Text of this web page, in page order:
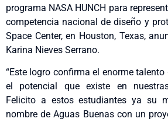
programa NASA HUNCH para
competencia nacional de diseño y
Space Center, en Houston, Texas,
Karina Nieves Serrano.
“Este logro confirma el enorme
el potencial que existe en
Felicito a estos estudiantes ya su
nombre de Aguas Buenas con un